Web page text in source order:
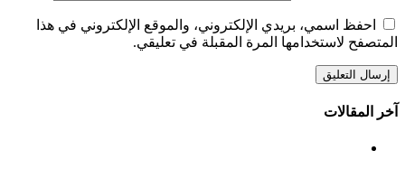
احفظ اسمي، بريدي الإلكتروني، والموقع الإلكتروني في هذا
المتصفح لاستخدامها المرة المقبلة في تعليقي.
آخر المقالات